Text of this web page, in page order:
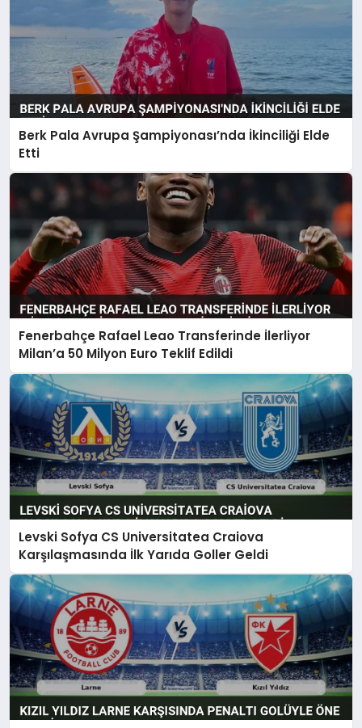
Berk Pala Avrupa Şampiyonası’nda İkinciliği Elde
Etti
Fenerbahçe Rafael Leao Transferinde İlerliyor
Milan’a 50 Milyon Euro Teklif Edildi
Levski Sofya CS Universitatea Craiova
Karşılaşmasında İlk Yarıda Goller Geldi